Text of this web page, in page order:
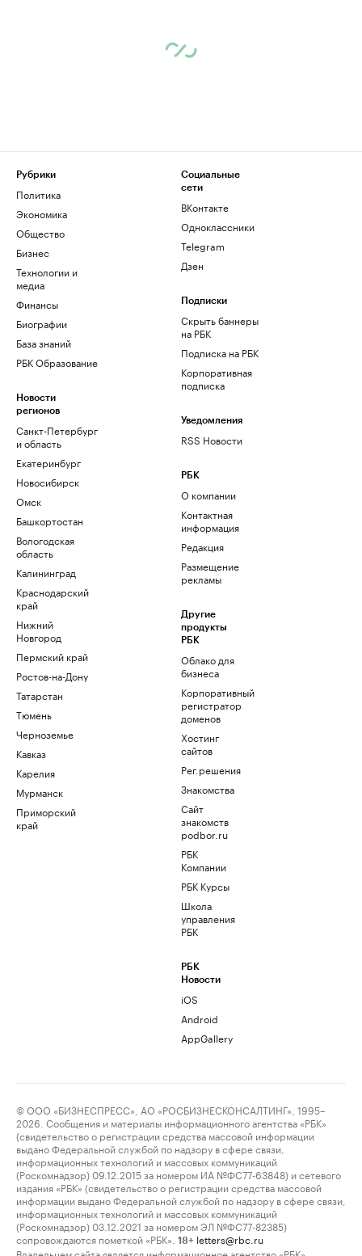
Рубрики
Политика
Экономика
Общество
Бизнес
Технологии и
медиа
Финансы
Биографии
База знаний
РБК Образование
Новости
регионов
Санкт-Петербург
и область
Екатеринбург
Новосибирск
Омск
Башкортостан
Вологодская
область
Калининград
Краснодарский
край
Нижний
Новгород
Пермский край
Ростов-на-Дону
Татарстан
Тюмень
Черноземье
Кавказ
Карелия
Мурманск
Приморский
край
Социальные
сети
ВКонтакте
Одноклассники
Telegram
Дзен
Подписки
Скрыть баннеры
на РБК
Подписка на РБК
Корпоративная
подписка
Уведомления
RSS Новости
РБК
О компании
Контактная
информация
Редакция
Размещение
рекламы
Другие
продукты
РБК
Облако для
бизнеса
Корпоративный
регистратор
доменов
Хостинг
сайтов
Рег.решения
Знакомства
Сайт
знакомств
podbor.ru
РБК
Компании
РБК Курсы
Школа
управления
РБК
РБК
Новости
iOS
Android
AppGallery
© ООО «БИЗНЕСПРЕСС», АО «РОСБИЗНЕСКОНСАЛТИНГ», 1995–
2026. Сообщения и материалы информационного агентства «РБК»
(свидетельство о регистрации средства массовой информации
выдано Федеральной службой по надзору в сфере связи,
информационных технологий и массовых коммуникаций
(Роскомнадзор) 09.12.2015 за номером ИА №ФС77-63848) и сетевого
издания «РБК» (свидетельство о регистрации средства массовой
информации выдано Федеральной службой по надзору в сфере связи,
информационных технологий и массовых коммуникаций
(Роскомнадзор) 03.12.2021 за номером ЭЛ №ФС77-82385)
сопровождаются пометкой «РБК».
18+ letters@rbc.ru